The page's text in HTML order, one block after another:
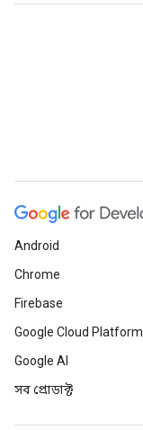
Android
Chrome
Firebase
Google Cloud Platform
Google AI
সব প্রোডাক্ট